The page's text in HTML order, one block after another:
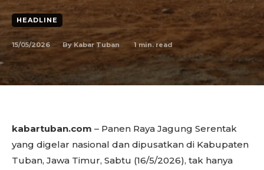
HEADLINE
15/05/2026 By Kabar Tuban 1 min. read
kabartuban.com – Panen Raya Jagung Serentak
yang digelar nasional dan dipusatkan di Kabupaten
Tuban, Jawa Timur, Sabtu (16/5/2026), tak hanya